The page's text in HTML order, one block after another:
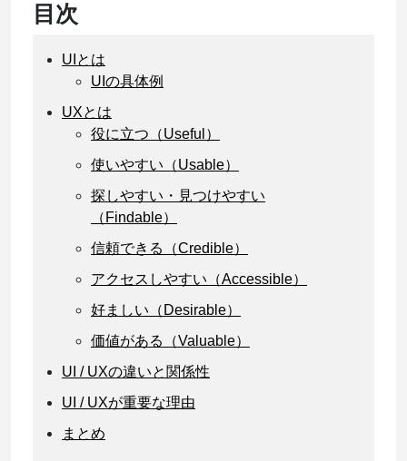
目次
UIとは
UIの具体例
UXとは
役に立つ（Useful）
使いやすい（Usable）
探しやすい・見つけやすい
（Findable）
信頼できる（Credible）
アクセスしやすい（Accessible）
好ましい（Desirable）
価値がある（Valuable）
UI / UXの違いと関係性
UI / UXが重要な理由
まとめ